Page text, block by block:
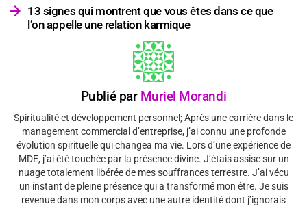
13 signes qui montrent que vous êtes dans ce que
l’on appelle une relation karmique
Publié par Muriel Morandi
Spiritualité et développement personnel; Après une carrière dans le
management commercial d’entreprise, j’ai connu une profonde
évolution spirituelle qui changea ma vie. Lors d’une expérience de
MDE, j’ai été touchée par la présence divine. J’étais assise sur un
nuage totalement libérée de mes souffrances terrestre. J’ai vécu
un instant de pleine présence qui a transformé mon être. Je suis
revenue dans mon corps avec une autre identité dont j’ignorais